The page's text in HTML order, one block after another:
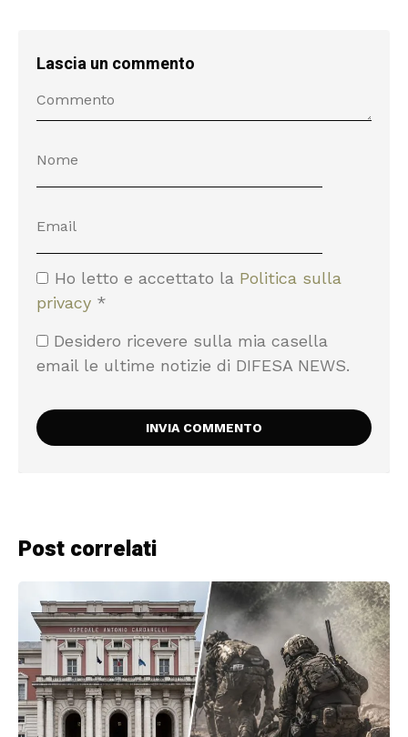
Lascia un commento
Ho letto e accettato la Politica sulla
privacy *
Desidero ricevere sulla mia casella
email le ultime notizie di DIFESA NEWS.
Post correlati